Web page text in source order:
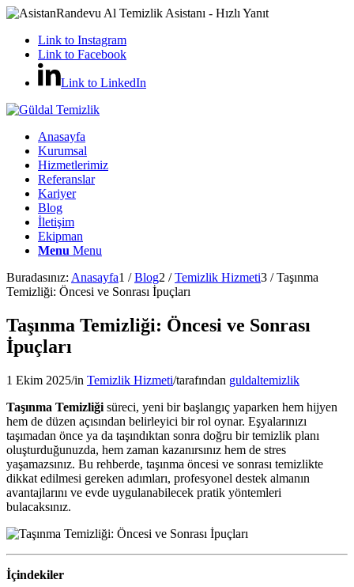
Randevu Al Temizlik Asistanı - Hızlı Yanıt
Link to Instagram
Link to Facebook
Link to LinkedIn
Anasayfa
Kurumsal
Hizmetlerimiz
Referanslar
Kariyer
Blog
İletişim
Ekipman
Menu Menu
Buradasınız: Anasayfa1 / Blog2 / Temizlik Hizmeti3 / Taşınma
Temizliği: Öncesi ve Sonrası İpuçları
Taşınma Temizliği: Öncesi ve Sonrası
İpuçları
1 Ekim 2025/in Temizlik Hizmeti/tarafından guldaltemizlik
Taşınma Temizliği süreci, yeni bir başlangıç yaparken hem hijyen
hem de düzen açısından belirleyici bir rol oynar. Eşyalarınızı
taşımadan önce ya da taşındıktan sonra doğru bir temizlik planı
oluşturduğunuzda, hem zaman kazanırsınız hem de stres
yaşamazsınız. Bu rehberde, taşınma öncesi ve sonrası temizlikte
dikkat edilmesi gereken adımları, profesyonel destek almanın
avantajlarını ve evde uygulanabilecek pratik yöntemleri
bulacaksınız.
İçindekiler